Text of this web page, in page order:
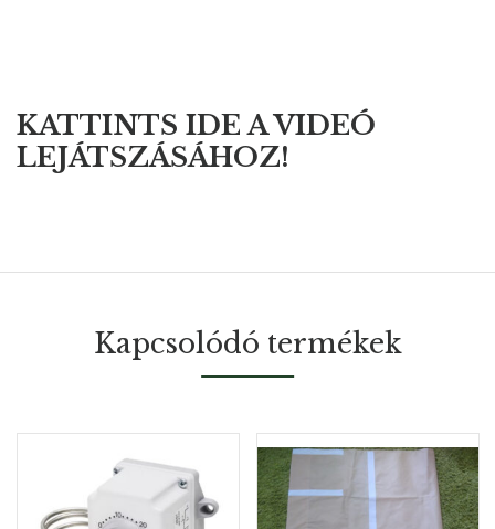
KATTINTS IDE A VIDEÓ
LEJÁTSZÁSÁHOZ!
Kapcsolódó termékek